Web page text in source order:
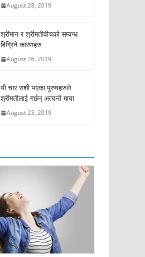
August 28, 2019
श्रीमान र श्रीमतीवीचको सम्वन्ध
बिग्रिने कारणहरु
August 26, 2019
यी चार राशी भएका पुरुषहरुले
श्रीमतीलाई गर्छन् अत्यन्तै माया
August 23, 2019